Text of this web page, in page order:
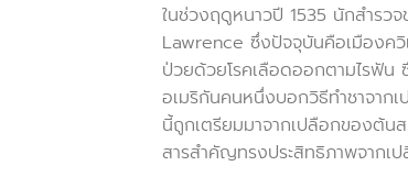
ในช่วงฤดูหนาวปี 1535 นักสำรว
Lawrence ซึ่งปัจจุบันคือเมืองควิ
ป่วยด้วยโรคเลือดออกตามไรฟัน
อเมริกันคนหนึ่งบอกวิธีทำชาจาก
นี้ถูกเตรียมมาจากเปลือกของต้น
สารสำคัญทรงประสิทธิภาพจากเ